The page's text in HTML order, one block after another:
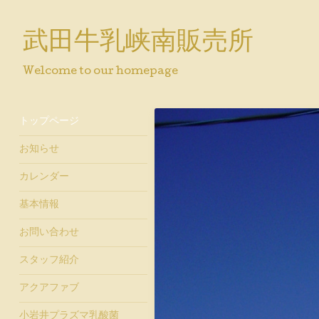
武田牛乳峡南販売所
Welcome to our homepage
トップページ
お知らせ
カレンダー
基本情報
お問い合わせ
スタッフ紹介
アクアファブ
小岩井プラズマ乳酸菌